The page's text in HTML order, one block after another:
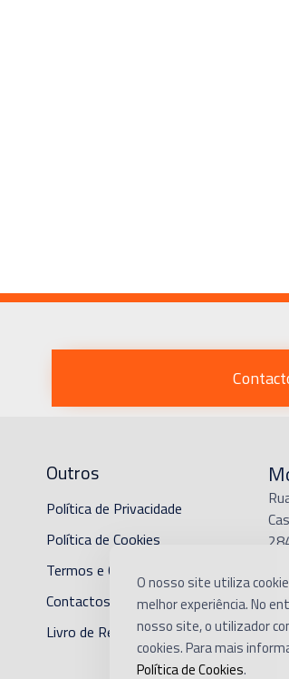
Outros
Política de Privacidade
Política de Cookies
Termos e Condições
Contactos
Livro de Reclamações
T.
E.
O nosso site utiliza
melhor experiência. No
nosso site, o utilizador
cookies. Para mais
Política de Cookies.